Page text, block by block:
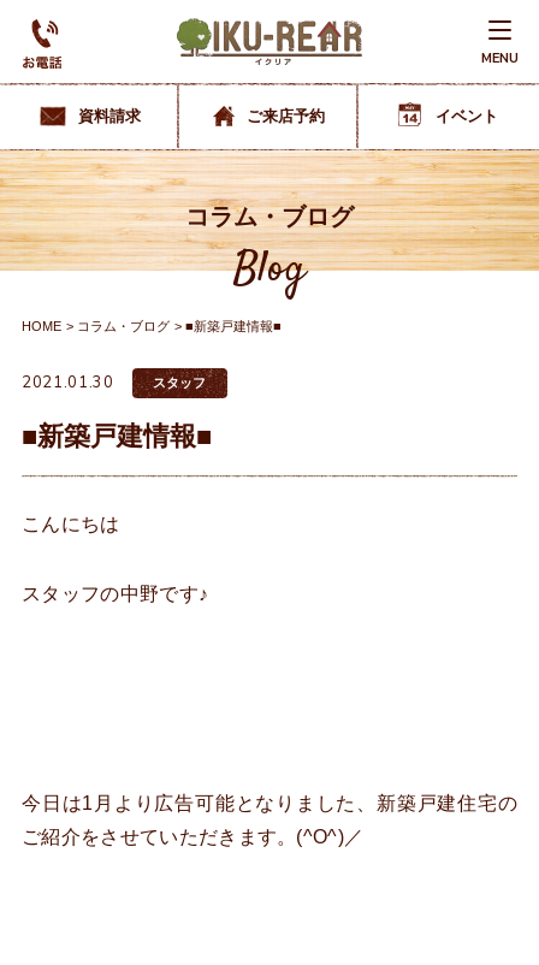
MENU
資料請求 ご来店予約 イベント
コラム・ブログ
Blog
HOME コラム・ブログ ■新築戸建情報■
2021.01.30 スタッフ
■新築戸建情報■
こんにちは
スタッフの中野です♪
今日は1月より広告可能となりました、新築戸建住宅の
ご紹介をさせていただきます。(^O^)／